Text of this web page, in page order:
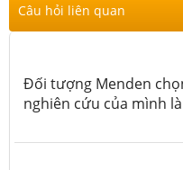
Câu hỏi liên quan
Đối tượng Menden
nghiên cứu của mình